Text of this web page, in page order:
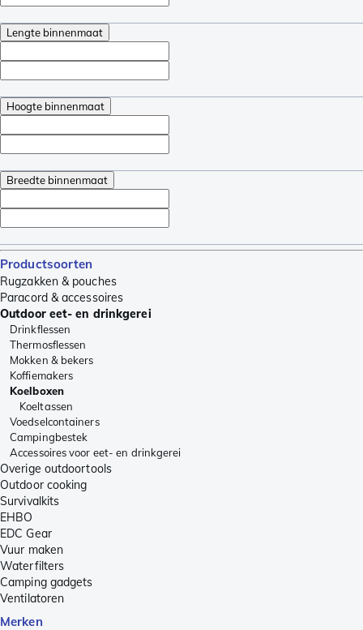
Lengte binnenmaat
Hoogte binnenmaat
Breedte binnenmaat
Productsoorten
Rugzakken & pouches
Paracord & accessoires
Outdoor eet- en drinkgerei
Drinkflessen
Thermosflessen
Mokken & bekers
Koffiemakers
Koelboxen
Koeltassen
Voedselcontainers
Campingbestek
Accessoires voor eet- en drinkgerei
Overige outdoortools
Outdoor cooking
Survivalkits
EHBO
EDC Gear
Vuur maken
Waterfilters
Camping gadgets
Ventilatoren
Merken